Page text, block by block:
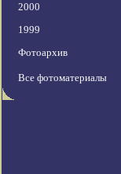
2000
1999
Фотоархив
Все фотоматериалы